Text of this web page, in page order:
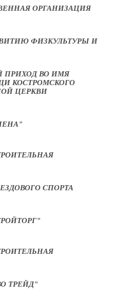
ОРГАНИЗАЦИЯ
ФИЗКУЛЬТУРЫ И
ПРИХОД ВО ИМЯ
КОСТРОМСКОГО
ЦЕРКВИ
СПОРТА
ТРЕЙД"